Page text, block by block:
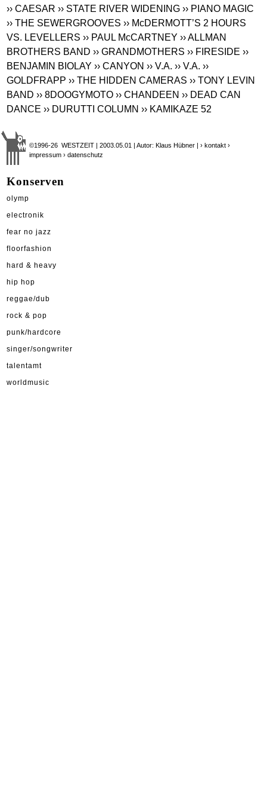
›› CAESAR ›› STATE RIVER WIDENING ›› PIANO MAGIC
›› THE SEWERGROOVES ›› McDERMOTT’S 2 HOURS
VS. LEVELLERS ›› PAUL McCARTNEY ›› ALLMAN
BROTHERS BAND ›› GRANDMOTHERS ›› FIRESIDE ››
BENJAMIN BIOLAY ›› CANYON ›› V.A. ›› V.A. ››
GOLDFRAPP ›› THE HIDDEN CAMERAS ›› TONY LEVIN
BAND ›› 8DOOGYMOTO ›› CHANDEEN ›› DEAD CAN
DANCE ›› DURUTTI COLUMN ›› KAMIKAZE 52
©1996-26 WESTZEIT | 2003.05.01 | Autor: Klaus Hübner |› kontakt ›
impressum › datenschutz
Konserven
olymp
electronik
fear no jazz
floorfashion
hard & heavy
hip hop
reggae/dub
rock & pop
punk/hardcore
singer/songwriter
talentamt
worldmusic